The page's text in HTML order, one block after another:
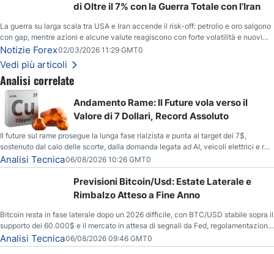
di Oltre il 7% con la Guerra Totale con l’Iran
La guerra su larga scala tra USA e Iran accende il risk-off: petrolio e oro salgono
con gap, mentre azioni e alcune valute reagiscono con forte volatilità e nuovi
livelli da monitorare.
Notizie Forex02/03/2026 11:29 GMT0
Vedi più articoli
Analisi correlate
Andamento Rame: Il Future vola verso il
Valore di 7 Dollari, Record Assoluto
Il future sul rame prosegue la lunga fase rialzista e punta al target dei 7$,
sostenuto dal calo delle scorte, dalla domanda legata ad AI, veicoli elettrici e reti
energetiche, e dai timori di deficit produttivo dal 2028.
Analisi Tecnica06/08/2026 10:26 GMT0
Previsioni Bitcoin/Usd: Estate Laterale e
Rimbalzo Atteso a Fine Anno
Bitcoin resta in fase laterale dopo un 2026 difficile, con BTC/USD stabile sopra il
supporto dei 60.000$ e il mercato in attesa di segnali da Fed, regolamentazione
USA ed elezioni di medio termine.
Analisi Tecnica06/08/2026 09:46 GMT0